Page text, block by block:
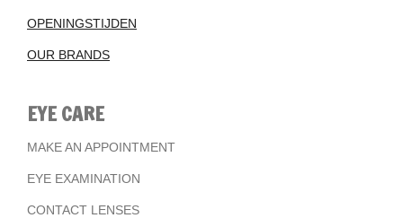
OPENINGSTIJDEN
OUR BRANDS
EYE CARE
MAKE AN APPOINTMENT
EYE EXAMINATION
CONTACT LENSES